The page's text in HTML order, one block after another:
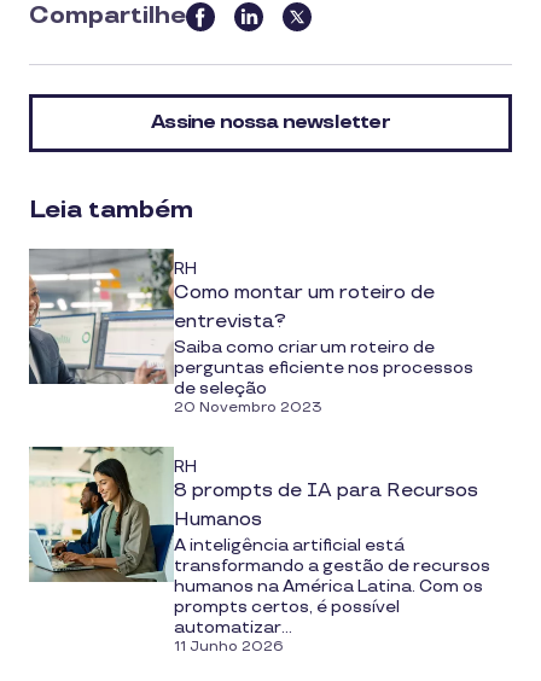
Compartilhe
this
article
on
Assine nossa newsletter
Leia também
RH
Como montar um roteiro de
entrevista?
Saiba como criar um roteiro de
perguntas eficiente nos processos
de seleção
20 Novembro 2023
RH
8 prompts de IA para Recursos
Humanos
A inteligência artificial está
transformando a gestão de recursos
humanos na América Latina. Com os
prompts certos, é possível
automatizar...
11 Junho 2026